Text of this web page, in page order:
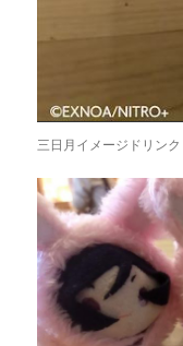
三日月イメージドリンク